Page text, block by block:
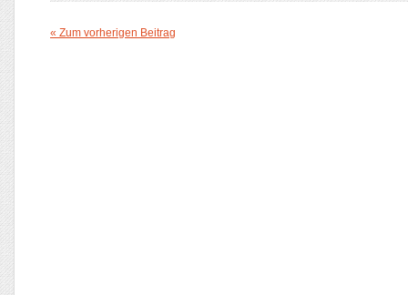
« Zum vorherigen Beitrag